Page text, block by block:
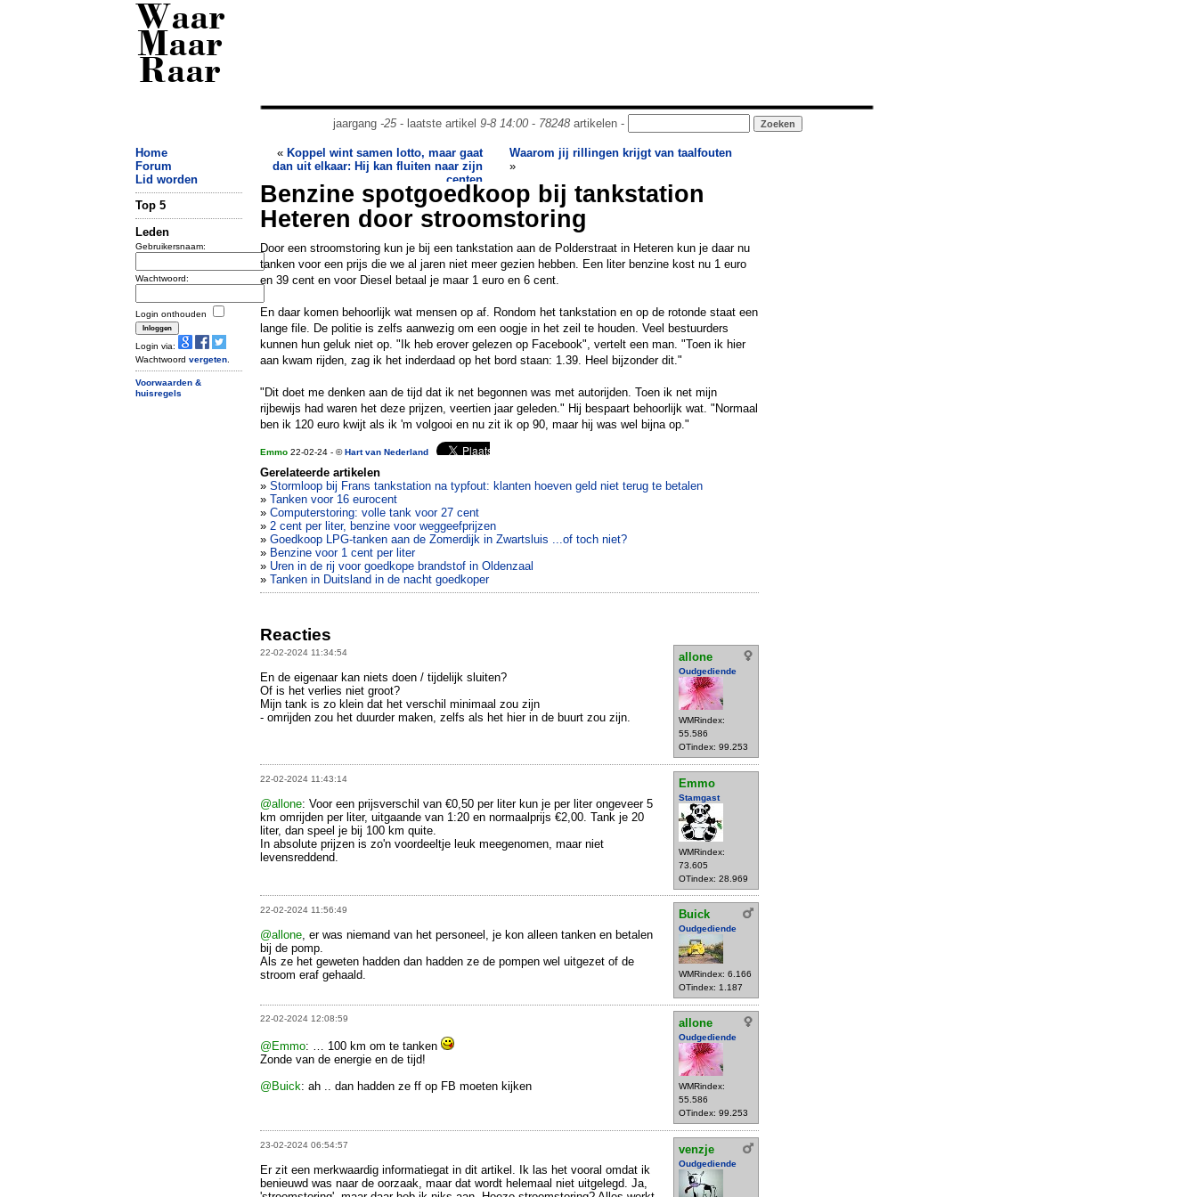
Waar
Maar
Raar
jaargang -25- laatste artikel 9-8 14:00- 78248artikelen -
Home
Forum
Lid worden
Top 5
Leden
Gebruikersnaam:
Wachtwoord:
Login onthouden
Login via:
Wachtwoord vergeten
Voorwaarden &
huisregels
« Koppel wint samen lotto, maar gaat
dan uit elkaar: Hij kan fluiten naar zijn
centen
Waarom jij rillingen krijgt van taalfouten
»
Benzine spotgoedkoop bij tankstation
Heteren door stroomstoring
Door een stroomstoring kun je bij een tankstation aan de Polderstraat in Heteren kun je daar nu
tanken voor een prijs die we al jaren niet meer gezien hebben. Een liter benzine kost nu 1 euro
en 39 cent en voor Diesel betaal je maar 1 euro en 6 cent.
En daar komen behoorlijk wat mensen op af. Rondom het tankstation en op de rotonde staat een
lange file. De politie is zelfs aanwezig om een oogje in het zeil te houden. Veel bestuurders
kunnen hun geluk niet op. "Ik heb erover gelezen op Facebook", vertelt een man. "Toen ik hier
aan kwam rijden, zag ik het inderdaad op het bord staan: 1.39. Heel bijzonder dit."
"Dit doet me denken aan de tijd dat ik net begonnen was met autorijden. Toen ik net mijn
rijbewijs had waren het deze prijzen, veertien jaar geleden." Hij bespaart behoorlijk wat. "Normaal
ben ik 120 euro kwijt als ik 'm volgooi en nu zit ik op 90, maar hij was wel bijna op."
Emmo 22-02-24 - ©Hart van Nederland
Gerelateerde artikelen
» Stormloop bij Frans tankstation na typfout: klanten hoeven geld niet terug te betalen
» Tanken voor 16 eurocent
» Computerstoring: volle tank voor 27 cent
» 2 cent per liter, benzine voor weggeefprijzen
» Goedkoop LPG-tanken aan de Zomerdijk in Zwartsluis ...of toch niet?
» Benzine voor 1 cent per liter
» Uren in de rij voor goedkope brandstof in Oldenzaal
» Tanken in Duitsland in de nacht goedkoper
Reacties
22-02-2024 11:34:54 allone
Oudgediende
WMRindex:
55.586
OTindex: 99.253
En de eigenaar kan niets doen / tijdelijk sluiten?
Of is het verlies niet groot?
Mijn tank is zo klein dat het verschil minimaal zou zijn
- omrijden zou het duurder maken, zelfs als het hier in de buurt zou zijn.
22-02-2024 11:43:14 Emmo
Stamgast
WMRindex:
73.605
OTindex: 28.969
@allone: Voor een prijsverschil van €0,50 per liter kun je per liter ongeveer 5
km omrijden per liter, uitgaande van 1:20 en normaalprijs €2,00. Tank je 20
liter, dan speel je bij 100 km quite.
In absolute prijzen is zo'n voordeeltje leuk meegenomen, maar niet
levensreddend.
22-02-2024 11:56:49 Buick
Oudgediende
WMRindex: 6.166
OTindex: 1.187
@allone , er was niemand van het personeel, je kon alleen tanken en betalen
bij de pomp.
Als ze het geweten hadden dan hadden ze de pompen wel uitgezet of de
stroom eraf gehaald.
22-02-2024 12:08:59 allone
Oudgediende
WMRindex:
55.586
OTindex: 99.253
@Emmo: … 100 km om te tanken
Zonde van de energie en de tijd!
@Buick: ah .. dan hadden ze ff op FB moeten kijken
23-02-2024 06:54:57 venzje
Oudgediende
Er zit een merkwaardig informatiegat in dit artikel. Ik las het vooral omdat ik
benieuwd was naar de oorzaak, maar dat wordt helemaal niet uitgelegd. Ja,